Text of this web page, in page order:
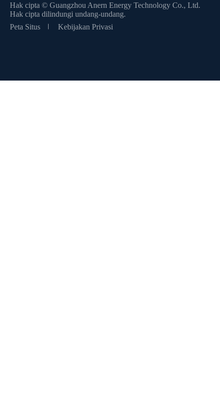
Hak cipta © Guangzhou Anern Energy Technology Co., Ltd.
Hak cipta dilindungi undang-undang.
Peta Situs
Kebijakan Privasi